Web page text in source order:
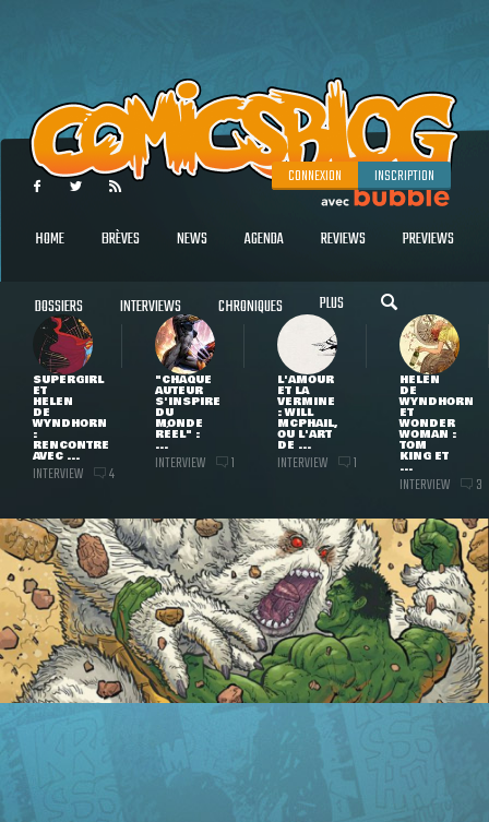
CONNEXION INSCRIPTION
HOME BRÈVES NEWS AGENDA REVIEWS PREVIEWS
DOSSIERS INTERVIEWS CHRONIQUES PLUS
SUPERGIRL
ET
HELEN
DE
WYNDHORN
:
RENCONTRE
AVEC ...
INTERVIEW 4
"CHAQUE
AUTEUR
S'INSPIRE
DU
MONDE
RÉEL" :
...
INTERVIEW 1
L'AMOUR
ET LA
VERMINE
: WILL
MCPHAIL,
OU L'ART
DE ...
INTERVIEW 1
HELEN
DE
WYNDHORN
ET
WONDER
WOMAN :
TOM
KING ET
...
INTERVIEW 3